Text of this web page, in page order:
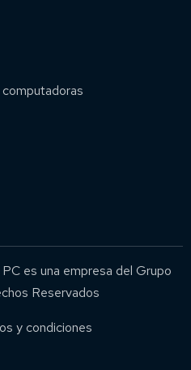
es una empresa del Grupo
Reservados
y condiciones